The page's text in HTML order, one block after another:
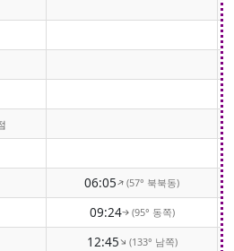
06:05↑(57° 북북동)
09:24↑ (95° 동쪽)
12:45↑(133° 남쪽)